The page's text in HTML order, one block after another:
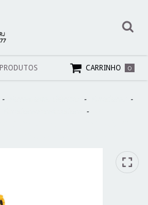
PRODUTOS CARRINHO 0
- -
-
-